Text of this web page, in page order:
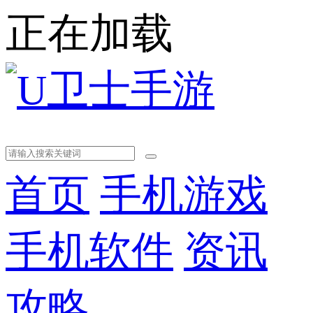
正在加载
首页 手机游戏
手机软件 资讯